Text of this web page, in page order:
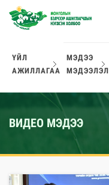
ҮЙЛ
АЖИЛЛАГАА
МЭДЭЭ
МЭДЭЭЛЭЛ
ВИДЕО МЭДЭЭ